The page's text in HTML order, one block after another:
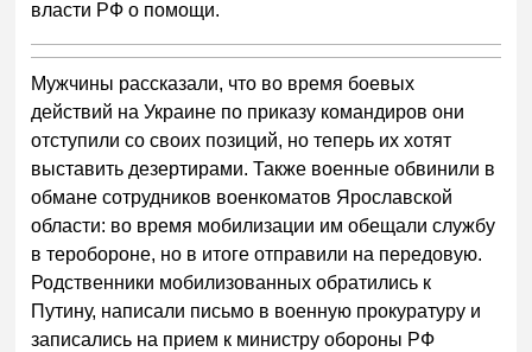
власти РФ о помощи.
Мужчины рассказали, что во время боевых
действий на Украине по приказу командиров они
отступили со своих позиций, но теперь их хотят
выставить дезертирами. Также военные обвинили в
обмане сотрудников военкоматов Ярославской
области: во время мобилизации им обещали службу
в теробороне, но в итоге отправили на передовую.
Родственники мобилизованных обратились к
Путину, написали письмо в военную прокуратуру и
записались на прием к министру обороны РФ